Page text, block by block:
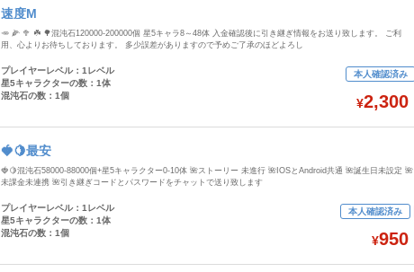
速度M
🥕 🌽 🥦 ☘️ 🌳混沌石120000-200000個 星5キャラ8～48体 入金確認後に引き継ぎ情報をお送り致します。 ご利
用、心よりお待ちしております。 多少誤差がありますので予めご了承のほどよろし
プレイヤーレベル：1レベル
星5キャラクターの数：1体
混沌石の数：1個
本人確認済み
¥2,300
🍓🍋最安
🍓🍋混沌石58000-88000個+星5キャラクター0-10体 🌺ストーリー 未進行 🌺IOSとAndroid共通 🌺誕生日未設定 🌺
未課金未連携 🌺引き継ぎコードとパスワードをチャットで送り致します
プレイヤーレベル：1レベル
星5キャラクターの数：1体
混沌石の数：1個
本人確認済み
¥950